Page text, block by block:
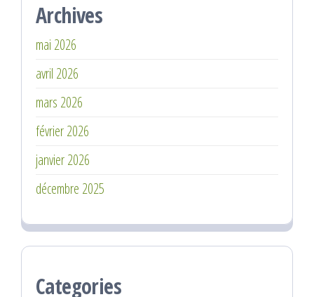
Archives
mai 2026
avril 2026
mars 2026
février 2026
janvier 2026
décembre 2025
Categories